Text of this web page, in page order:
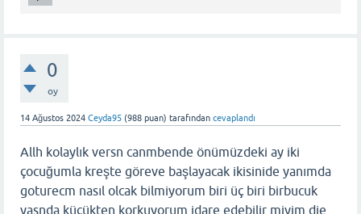
0
oy
14 Ağustos 2024 Ceyda95 (988 puan) tarafından cevaplandı
Allh kolaylık versn canmbende önümüzdeki ay iki
çocuğumla kreşte göreve başlayacak ikisinide yanımda
goturecm nasıl olcak bilmiyorum biri üç biri birbucuk
yasnda küçükten korkuyorum idare edebilir miyim die